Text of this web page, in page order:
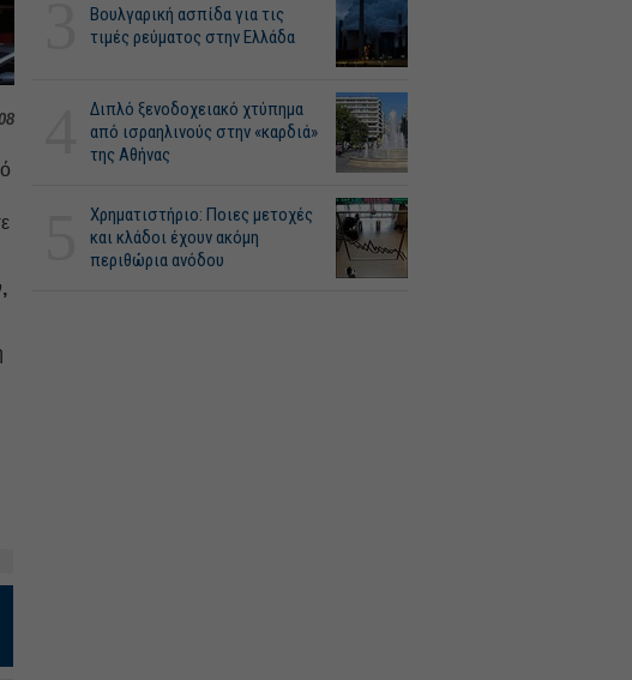
Βουλγαρική ασπίδα για τις
τιμές ρεύματος στην Ελλάδα
Διπλό ξενοδοχειακό χτύπημα
από ισραηλινούς στην «καρδιά»
της Αθήνας
Χρηματιστήριο: Ποιες μετοχές
και κλάδοι έχουν ακόμη
περιθώρια ανόδου